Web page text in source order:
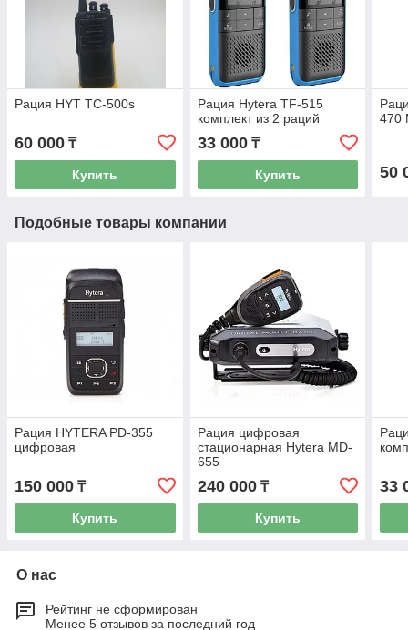
Рация HYT TC-500s
60 000 ₸
Купить
Рация Hytera TF-515
комплект из 2 раций
33 000₸
Купить
470
50
Подобные товары компании
Рация HYTERA PD-355
цифровая
150 000 ₸
Купить
Рация цифровая
стационарная Hytera MD-
655
240 000₸
Купить
33
О нас
Рейтинг не сформирован
Менее 5 отзывов за последний год